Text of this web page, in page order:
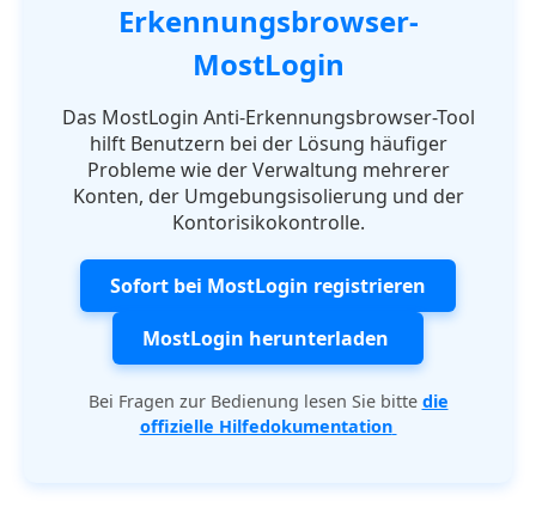
Erkennungsbrowser-
MostLogin
Das MostLogin Anti-Erkennungsbrowser-Tool
hilft Benutzern bei der Lösung häufiger
Probleme wie der Verwaltung mehrerer
Konten, der Umgebungsisolierung und der
Kontorisikokontrolle.
Sofort bei MostLogin registrieren
MostLogin herunterladen
Bei Fragen zur Bedienung lesen Sie bitte die
offizielle Hilfedokumentation